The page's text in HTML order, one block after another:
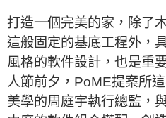
打造一個完美的家，除了
這般固定的基底工程外，
風格的軟件設計，也是重
人節前夕，PoME提案所
美學的周庭宇執行總監，